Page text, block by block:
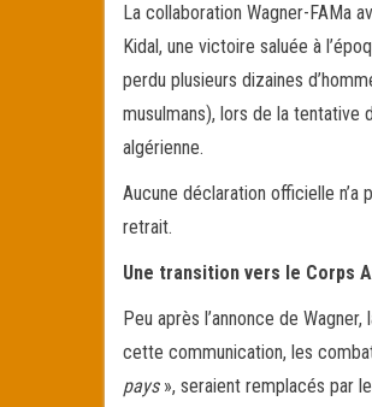
La collaboration Wagner-FAMa
Kidal, une victoire saluée à
perdu plusieurs dizaines
musulmans), lors de la tentative
algérienne.
Aucune déclaration officielle
retrait.
Une transition vers le Corps
Peu après l’annonce de
cette communication, les
pays», seraient remplacés par